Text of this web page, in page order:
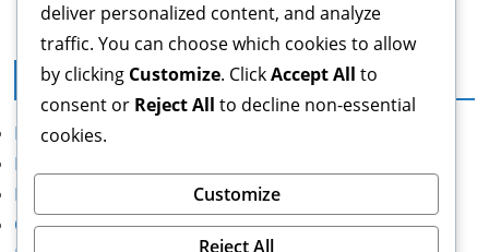
Правна информация
Политика за защита на данните
Контакт
Кои сме ние
Общи условия
deliver personalized content, and analyze
traffic. You can choose which cookies to allow
by clicking Customize. ClickAccept All to
consent or Reject All to decline non-essential
cookies.
Customize
Reject All